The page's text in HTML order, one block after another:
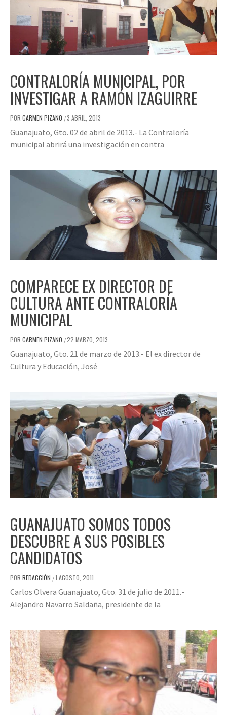
CONTRALORÍA MUNICIPAL, POR
INVESTIGAR A RAMÓN IZAGUIRRE
POR CARMEN PIZANO /3 ABRIL, 2013
Guanajuato, Gto. 02 de abril de 2013.- La Contraloría
municipal abrirá una investigación en contra
COMPARECE EX DIRECTOR DE
CULTURA ANTE CONTRALORÍA
MUNICIPAL
POR CARMEN PIZANO /22 MARZO, 2013
Guanajuato, Gto. 21 de marzo de 2013.- El ex director de
Cultura y Educación, José
GUANAJUATO SOMOS TODOS
DESCUBRE A SUS POSIBLES
CANDIDATOS
POR REDACCIÓN /1 AGOSTO, 2011
Carlos Olvera Guanajuato, Gto. 31 de julio de 2011.-
Alejandro Navarro Saldaña, presidente de la